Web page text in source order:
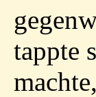
tappte